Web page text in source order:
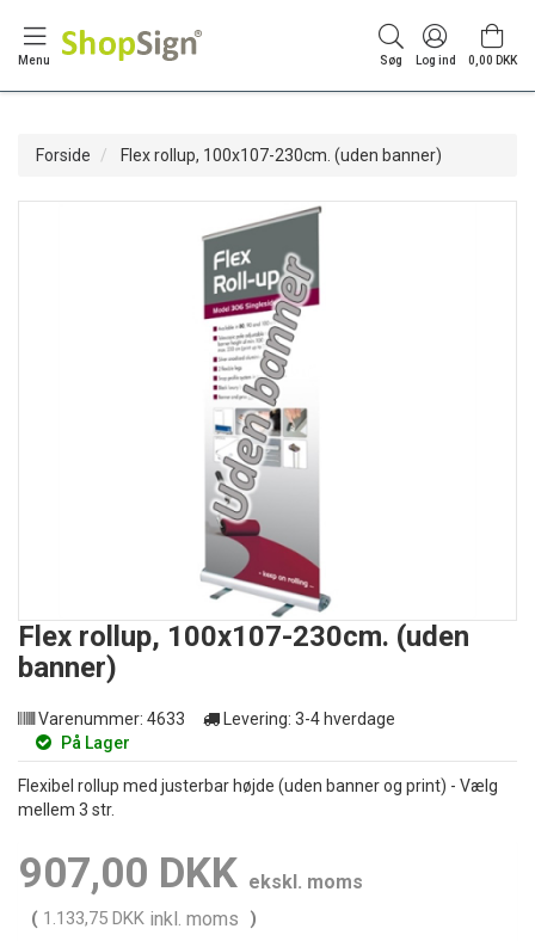
Menu Søg Log ind 0,00 DKK
Forside Flex rollup, 100x107-230cm. (uden banner)
Flex rollup, 100x107-230cm. (uden
banner)
Varenummer: 4633 Levering: 3-4 hverdage
På Lager
Flexibel rollup med justerbar højde (uden banner og print) - Vælg
mellem 3 str.
907,00 DKK ekskl. moms
( 1.133,75 DKK inkl. moms )